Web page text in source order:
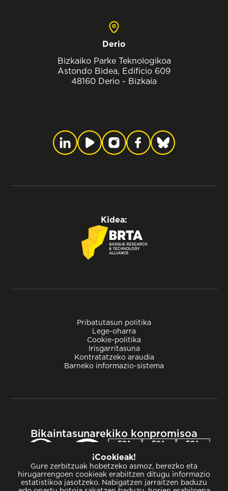
Derio
Bizkaiko Parke Teknologikoa
Astondo Bidea, Edificio 609
48160 Derio - Bizkaia
Pribatutasun politika
Lege-oharra
Cookie-politika
Irisgarritasuna
Kontratatzeko araudia
Barneko informazio-sistema
Kidea:
Bikaintasunarekiko konpromisoa
¡Cookieak!
Gure zerbitzuak hobetzeko asmoz, berezko eta
hirugarrengoen cookieak erabiltzen ditugu informazio
estatistikoa jasotzeko. Nabigatzen jarraitzen baduzu